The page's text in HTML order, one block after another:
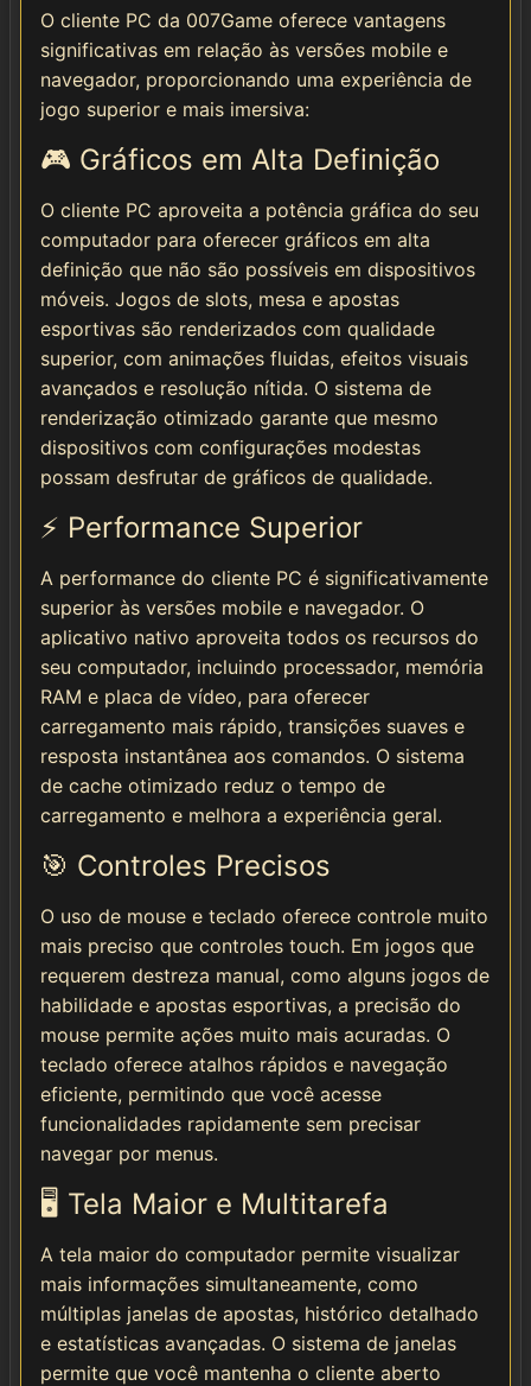
O cliente PC da 007Game oferece vantagens
significativas em relação às versões mobile e
navegador, proporcionando uma experiência de
jogo superior e mais imersiva:
🎮 Gráficos em Alta Definição
O cliente PC aproveita a potência gráfica do seu
computador para oferecer gráficos em alta
definição que não são possíveis em dispositivos
móveis. Jogos de slots, mesa e apostas
esportivas são renderizados com qualidade
superior, com animações fluidas, efeitos visuais
avançados e resolução nítida. O sistema de
renderização otimizado garante que mesmo
dispositivos com configurações modestas
possam desfrutar de gráficos de qualidade.
⚡ Performance Superior
A performance do cliente PC é significativamente
superior às versões mobile e navegador. O
aplicativo nativo aproveita todos os recursos do
seu computador, incluindo processador, memória
RAM e placa de vídeo, para oferecer
carregamento mais rápido, transições suaves e
resposta instantânea aos comandos. O sistema
de cache otimizado reduz o tempo de
carregamento e melhora a experiência geral.
🎯 Controles Precisos
O uso de mouse e teclado oferece controle muito
mais preciso que controles touch. Em jogos que
requerem destreza manual, como alguns jogos de
habilidade e apostas esportivas, a precisão do
mouse permite ações muito mais acuradas. O
teclado oferece atalhos rápidos e navegação
eficiente, permitindo que você acesse
funcionalidades rapidamente sem precisar
navegar por menus.
🖥️ Tela Maior e Multitarefa
A tela maior do computador permite visualizar
mais informações simultaneamente, como
múltiplas janelas de apostas, histórico detalhado
e estatísticas avançadas. O sistema de janelas
permite que você mantenha o cliente aberto